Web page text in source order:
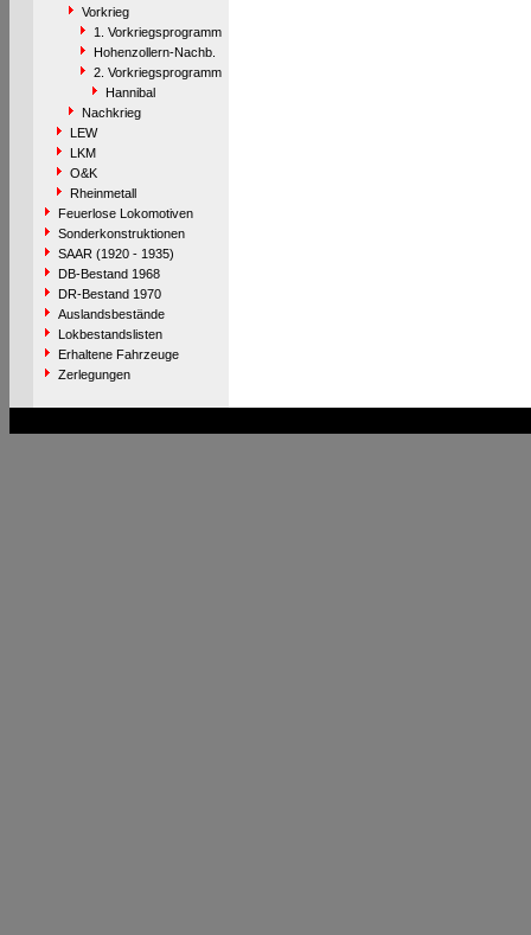
Vorkrieg
1. Vorkriegsprogramm
Hohenzollern-Nachb.
2. Vorkriegsprogramm
Hannibal
Nachkrieg
LEW
LKM
O&K
Rheinmetall
Feuerlose Lokomotiven
Sonderkonstruktionen
SAAR (1920 - 1935)
DB-Bestand 1968
DR-Bestand 1970
Auslandsbestände
Lokbestandslisten
Erhaltene Fahrzeuge
Zerlegungen